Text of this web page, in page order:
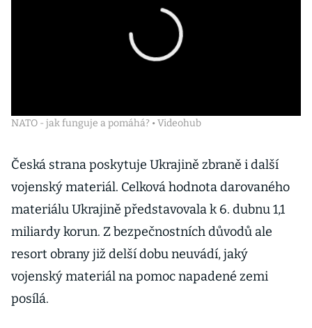
NATO - jak funguje a pomáhá? • Videohub
Česká strana poskytuje Ukrajině zbraně i další
vojenský materiál. Celková hodnota darovaného
materiálu Ukrajině představovala k 6. dubnu 1,1
miliardy korun. Z bezpečnostních důvodů ale
resort obrany již delší dobu neuvádí, jaký
vojenský materiál na pomoc napadené zemi
posílá.